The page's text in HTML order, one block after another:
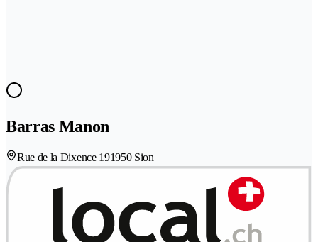
Barras Manon
Rue de la Dixence 191950 Sion